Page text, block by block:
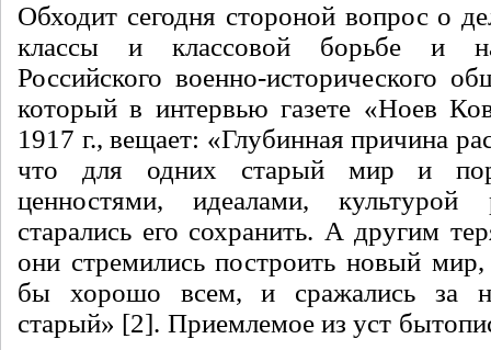
Обходит сегодня стороной вопрос о
классы и классовой борьбе и
Российского военно-исторического
который в интервью газете «Ноев
1917 г., вещает: «Глубинная причина
что для одних старый мир и
ценностями, идеалами,
старались его сохранить. А другим
они стремились построить новый
бы хорошо всем, и сражались за
старый» [2]. Приемлемое из уст